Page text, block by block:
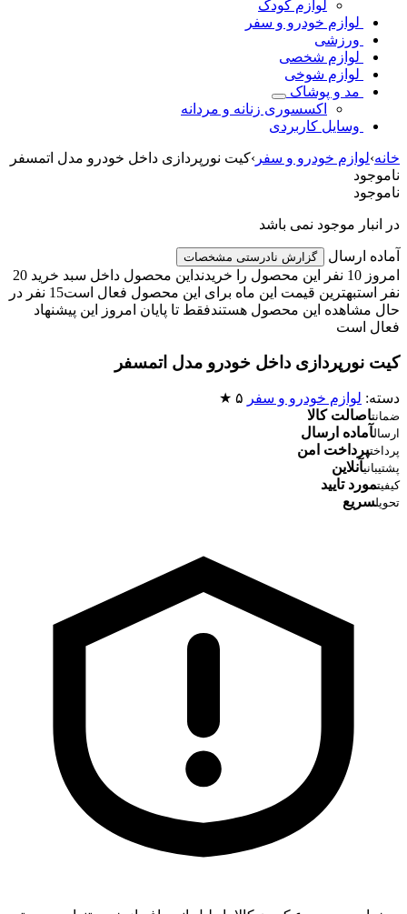
لوازم کودک
لوازم خودرو و سفر
ورزشی
لوازم شخصی
لوازم شوخی
مد و پوشاک
اکسسوری زنانه و مردانه
وسایل کاربردی
خانه›لوازم خودرو و سفر ›کیت نورپردازی داخل خودرو مدل اتمسفر
ناموجود
ناموجود
در انبار موجود نمی باشد
آماده ارسال گزارش نادرستی مشخصات
امروز 10 نفر این محصول را خریدند
این محصول داخل سبد خرید 20
نفر استبهترین قیمت این ماه برای این محصول فعال است
15 نفر در
حال مشاهده این محصول هستندفقط تا پایان امروز این پیشنهاد
فعال است
کیت نورپردازی داخل خودرو مدل اتمسفر
دسته: لوازم خودرو و سفر ۵ ★
ضمانتاصالت کالا
ارسالآماده ارسال
پرداختپرداخت امن
پشتیبانیآنلاین
کیفیتمورد تایید
تحویلسریع